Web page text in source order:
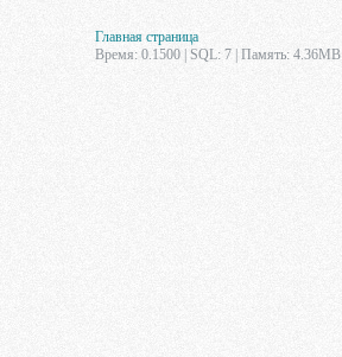
Главная страница
Время: 0.1500 | SQL: 7 | Память: 4.36MB